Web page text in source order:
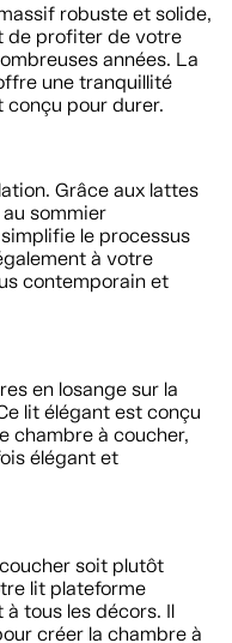
robuste et solide,
de profiter de votre
années. La
une tranquillité
pour durer.
Grâce aux lattes
sommier
le processus
à votre
contemporain et
en losange sur la
lit élégant est conçu
chambre à coucher,
élégant et
soit plutôt
lit plateforme
tous les décors. Il
créer la chambre à